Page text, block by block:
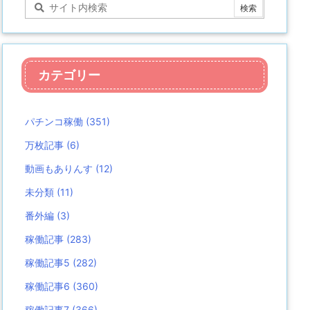
カテゴリー
パチンコ稼働 (351)
万枚記事 (6)
動画もありんす (12)
未分類 (11)
番外編 (3)
稼働記事 (283)
稼働記事5 (282)
稼働記事6 (360)